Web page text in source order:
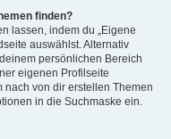
finden?
lassen, indem du „Eigene
auswählst. Alternativ
persönlichen Bereich
eigenen Profilseite
nach von dir erstellen Themen
in die Suchmaske ein.